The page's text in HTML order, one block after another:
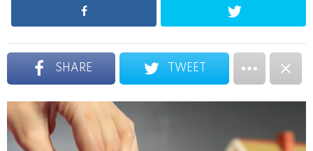
SHARE TWEET